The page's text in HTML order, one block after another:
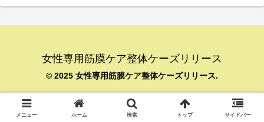
女性専用筋膜ケア整体ケーズリリース
© 2025 女性専用筋膜ケア整体ケーズリリース.
メニュー ホーム 検索 トップ サイドバー